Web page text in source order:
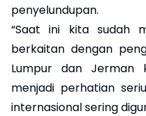
penyelundupan.
“Saat ini kita sudah
berkaitan dengan
Lumpur dan Jerman
menjadi perhatian
internasional sering